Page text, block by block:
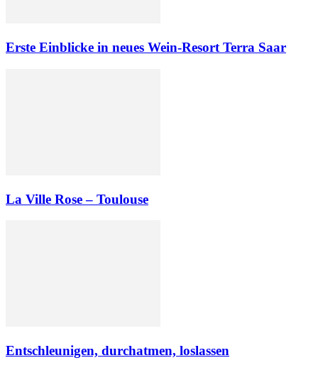
Erste Einblicke in neues Wein-Resort Terra Saar
La Ville Rose – Toulouse
Entschleunigen, durchatmen, loslassen